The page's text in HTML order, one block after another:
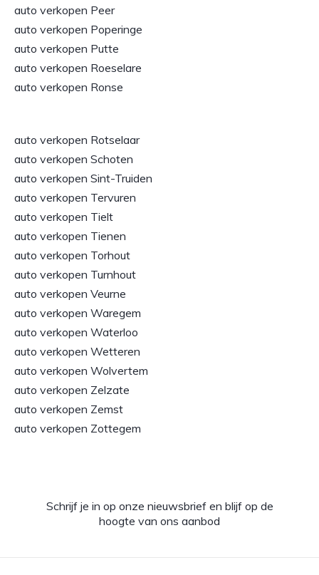
auto verkopen Peer
auto verkopen Poperinge
auto verkopen Putte
auto verkopen Roeselare
auto verkopen Ronse
auto verkopen Rotselaar
auto verkopen Schoten
auto verkopen Sint-Truiden
auto verkopen Tervuren
auto verkopen Tielt
auto verkopen Tienen
auto verkopen Torhout
auto verkopen Turnhout
auto verkopen Veurne
auto verkopen Waregem
auto verkopen Waterloo
auto verkopen Wetteren
auto verkopen Wolvertem
auto verkopen Zelzate
auto verkopen Zemst
auto verkopen Zottegem
Schrijf je in op onze nieuwsbrief en blijf op de
hoogte van ons aanbod